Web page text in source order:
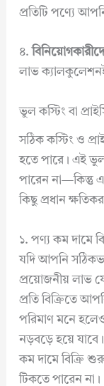
প্রতিটি পণ্যে
৪.
লাভ ক্যালকুলেশনই
ভুল কস্টিং বা
সঠিক কস্টিং ও
হতে পারে। এই
পারেন না—কিন্তু
কিছু প্রধান
১. পণ্য কম দামে
যদি আপনি
প্রয়োজনীয় লাভ
প্রতি বিক্রিতে
পরিমাণ মনে
নড়বড়ে হয়ে
কম দামে বিক্রি
টিকতে পারেন না।